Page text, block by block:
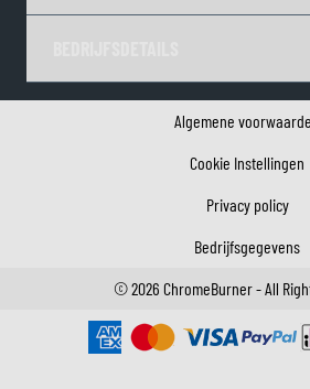
Algemene
Cookie Instellingen
Privacy policy
Bedrijfsgegevens
©2026 ChromeBurner - All